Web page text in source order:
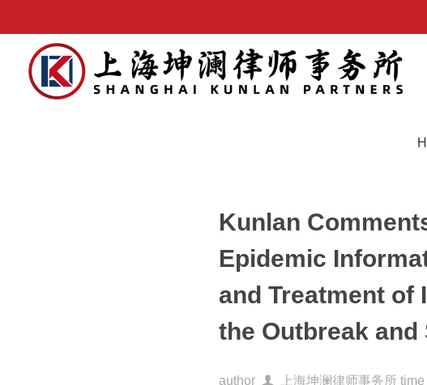
Kunlan
Epidemic
and Treatment
the Outbreak and
author 上海坤澜律师事务所 time